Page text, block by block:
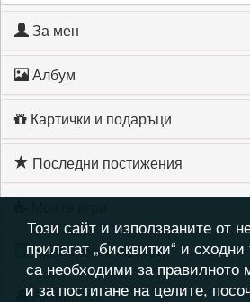
За мен
Албум
Картички и подаръци
Последни постижения
Хронология на игри
Активност
Този сайт и използваните от
прилагат „бисквитки“ и
са необходими за правилното
и за постигане на целите,